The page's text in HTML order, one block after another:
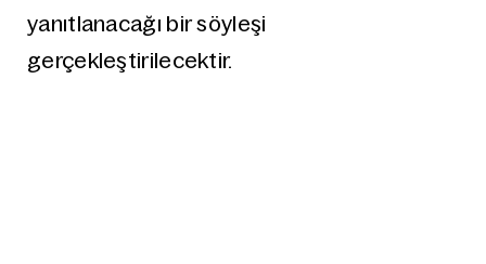
yanıtlanacağı bir söyleşi
gerçekleştirilecektir.